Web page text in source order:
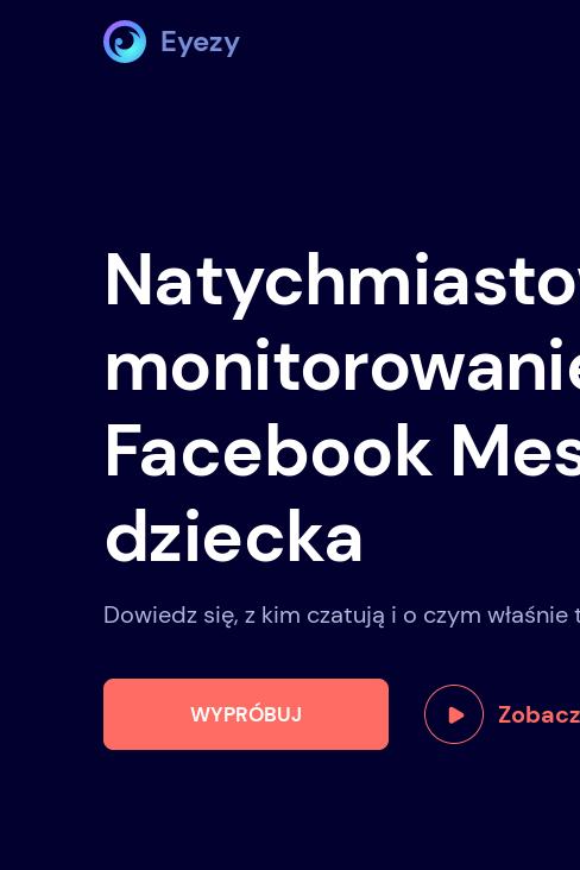
Eyezy
Facebook
dziecka
Dowiedz się, z kim czatują i o czym
WYPRÓBUJ